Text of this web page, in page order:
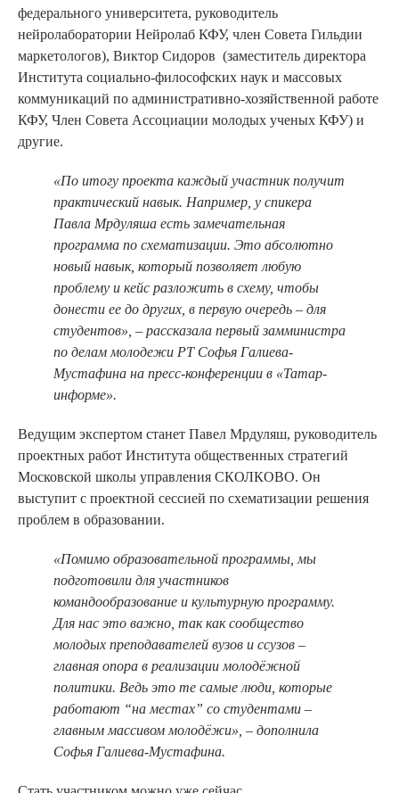
федерального университета, руководитель
нейролаборатории Нейролаб КФУ, член Совета Гильдии
маркетологов), Виктор Сидоров (заместитель директора
Института социально-философских наук и массовых
коммуникаций по административно-хозяйственной работе
КФУ, Член Совета Ассоциации молодых ученых КФУ) и
другие.
«По итогу проекта каждый участник получит
практический навык. Например, у спикера
Павла Мрдуляша есть замечательная
программа по схематизации. Это абсолютно
новый навык, который позволяет любую
проблему и кейс разложить в схему, чтобы
донести ее до других, в первую очередь – для
студентов», – рассказала первый замминистра
по делам молодежи РТ Софья Галиева-
Мустафина на пресс-конференции в «Татар-
информе».
Ведущим экспертом станет Павел Мрдуляш, руководитель
проектных работ Института общественных стратегий
Московской школы управления СКОЛКОВО. Он
выступит с проектной сессией по схематизации решения
проблем в образовании.
«Помимо образовательной программы, мы
подготовили для участников
командообразование и культурную программу.
Для нас это важно, так как сообщество
молодых преподавателей вузов и ссузов –
главная опора в реализации молодёжной
политики. Ведь это те самые люди, которые
работают “на местах” со студентами –
главным массивом молодёжи», – дополнила
Софья Галиева-Мустафина.